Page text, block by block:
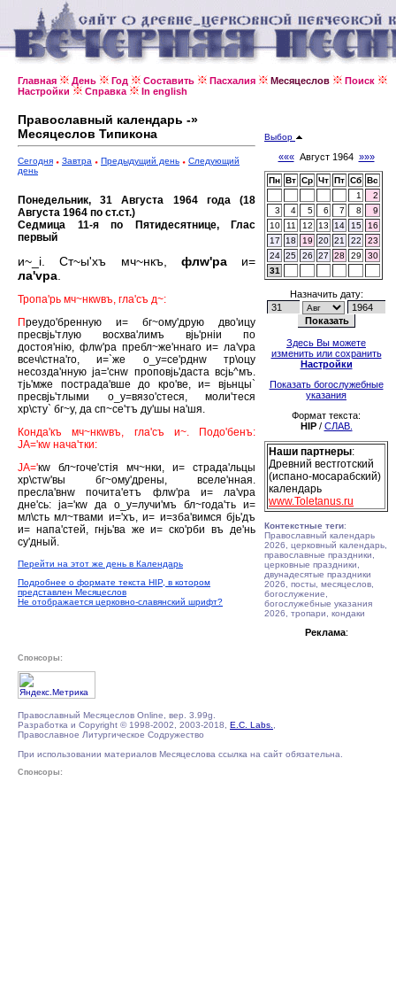
Главная День Год Составить Пасхалия Месяцеслов
Поиск
Настройки
Справка In english
Православный календарь -»
Месяцеслов Типикона
Сегодня Завтра Предыдущий день
Следующий
день
Понедельник, 31 Августа 1964 года (18
Августа 1964 по ст.ст.)
Седмица 11-я по Пятидесятнице, Глас
первый
и~_i. Ст~ы'хъ мч~нкъ, флw'раи=
ла'vра
Тропа'рь мч~нкwвъ, гла'съ д~:
Преудо'бренную и= бг~ому'друю дво'ицу
пресвjь'тлую восхва'лимъ вjь'рнiи по
достоя'нiю, флw'ра пребл~же'ннаго и= ла'vра
всеч\стна'го, и=`же о_у=се'рднw тр\оцу
несозда'нную jа='снw проповjь'даста всjь^мъ.
тjь'мже пострада'вше до кро'ве, и= вjьнцы`
пресвjь'тлыми о_у=вязо'стеся, моли'теся
хр\сту` бг~у, да сп~се'тъ ду'шы на'шя.
Конда'къ мч~нкwвъ, гла'съ и~. Подо'бенъ:
JА='кw нача'тки:
JА='кw бл~гоче'стiя мч~нки, и= страда'льцы
хр\стw'вы бг~ому'дрены, вселе'нная.
пресла'внw почита'етъ флw'ра и= ла'vра
дне'сь: jа='кw да о_у=лучи'мъ бл~года'ть и=
мл\сть мл~твами и='хъ, и= и=зба'вимся бjь'дъ
и= напа'стей, гнjь'ва же и= ско'рби въ де'нь
су'дный.
Перейти на этот же день в Календарь
Подробнее о формате текста HIP, в котором
представлен Месяцеслов
Не отображается церковно-славянский шрифт?
Выбор
«««Август 1964 »»»
Пн Вт Ср Чт Пт Сб Вс
1
2
3
4 5 6 7 8
9
10
11 12 13 14 15
16
17
18 19 20 21 22
23
24 25 26 27 28 29
30
31
Назначить дату:
Здесь Вы можете
изменить или сохранить
Настройки
Показать богослужебные
указания
Формат текста:
HIP/ СЛАВ.
Наши партнеры:
Древний вестготский
(испано-мосарабский)
календарь
www.Toletanus.ru
Контекстные теги:
Православный календарь
2026, церковный календарь,
православные праздники,
церковные праздники,
двунадесятые праздники
2026, посты, месяцеслов,
богослужение,
богослужебные указания
2026, тропари, кондаки
Реклама:
Спонсоры:
Православный Месяцеслов Online, вер. 3.99g.
Разработка и Copyright © 1998-2002, 2003-2018, E.C. Labs.
Православное Литургическое Содружество
При использовании материалов Месяцеслова ссылка на сайт обязательна.
Спонсоры: